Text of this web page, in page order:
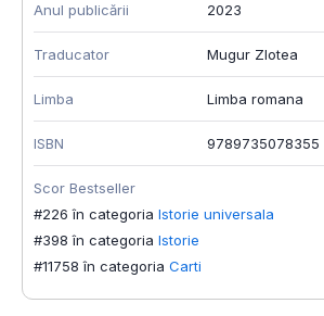
Anul publicării 2023
Traducator Mugur Zlotea
Limba Limba romana
ISBN 9789735078355
Scor Bestseller
#226 în categoria Istorie universala
#398 în categoria Istorie
#11758 în categoria Carti